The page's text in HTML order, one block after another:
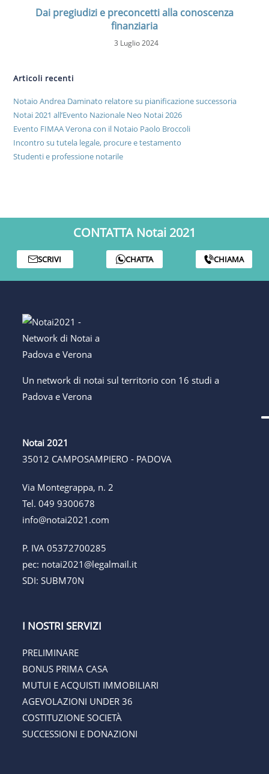
Dai pregiudizi e preconcetti alla conoscenza
finanziaria
3 Luglio 2024
Articoli recenti
Notaio Andrea Daminato relatore su pianificazione successoria
Notai 2021 all’Evento Nazionale Neo Notai 2026
Evento FIMAA Verona con il Notaio Paolo Broccoli
Incontro su tutela legale, procure e testamento
Studenti e professione notarile
CONTATTA Notai 2021
SCRIVI CHATTA CHIAMA
Un network di notai sul territorio con 16 studi a
Padova e Verona
Notai 2021
35012 CAMPOSAMPIERO - PADOVA
Via Montegrappa, n. 2
Tel.049 9300678
info@notai2021.com
P. IVA 05372700285
pec: notai2021@legalmail.it
SDI: SUBM70N
I NOSTRI SERVIZI
PRELIMINARE
BONUS PRIMA CASA
MUTUI E ACQUISTI IMMOBILIARI
AGEVOLAZIONI UNDER 36
COSTITUZIONE SOCIETÀ
SUCCESSIONI E DONAZIONI